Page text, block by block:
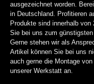
ausgezeichnet worden.
in Deutschland. Profitieren
Produkte sind innerhalb
Sie bei uns zum
Gerne stehen wir als
Artikel können Sie bei uns
auch gerne die Montage
unserer Werkstatt an.